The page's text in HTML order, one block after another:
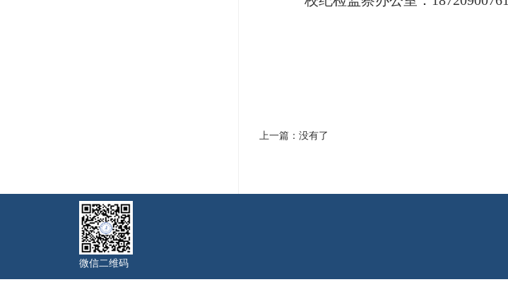
上一篇：没有了
微信二维码